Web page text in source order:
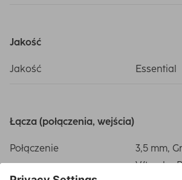
Jakość
Jakość Essential
Łącza (połączenia, wejścia)
Połączenie
3,5 mm,
Wtyczka